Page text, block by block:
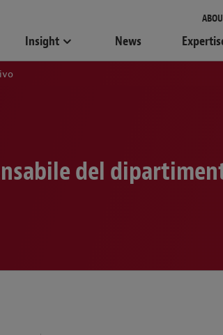
Insight News
del